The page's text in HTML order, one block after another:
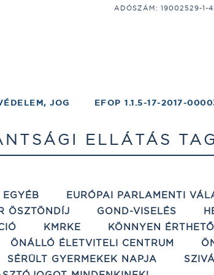
ADÓSZÁM: 19002529-1-
JOG EFOP 1.1.5-17-2017-
ELLÁTÁS TAG
EGYÉB
EURÓPAI PARLAMENTI
ÖSZTÖNDÍJ GOND-VISELÉS
KMRKE
KÖNNYEN
ÖNÁLLÓ ÉLETVITELI CENTRUM
SÉRÜLT GYERMEKEK NAPJA